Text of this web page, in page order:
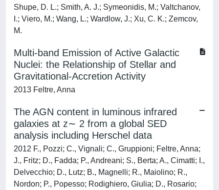
Shupe, D. L.; Smith, A. J.; Symeonidis, M.; Valtchanov,
I.; Viero, M.; Wang, L.; Wardlow, J.; Xu, C. K.; Zemcov,
M.
Multi-band Emission of Active Galactic
Nuclei: the Relationship of Stellar and
Gravitational-Accretion Activity
2013 Feltre, Anna
The AGN content in luminous infrared
galaxies at z∼ 2 from a global SED
analysis including Herschel data
2012 F., Pozzi; C., Vignali; C., Gruppioni; Feltre, Anna;
J., Fritz; D., Fadda; P., Andreani; S., Berta; A., Cimatti; I.,
Delvecchio; D., Lutz; B., Magnelli; R., Maiolino; R.,
Nordon; P., Popesso; Rodighiero, Giulia; D., Rosario;